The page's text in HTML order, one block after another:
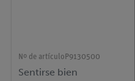
Nº de artículo P9130500
Sentirse bien